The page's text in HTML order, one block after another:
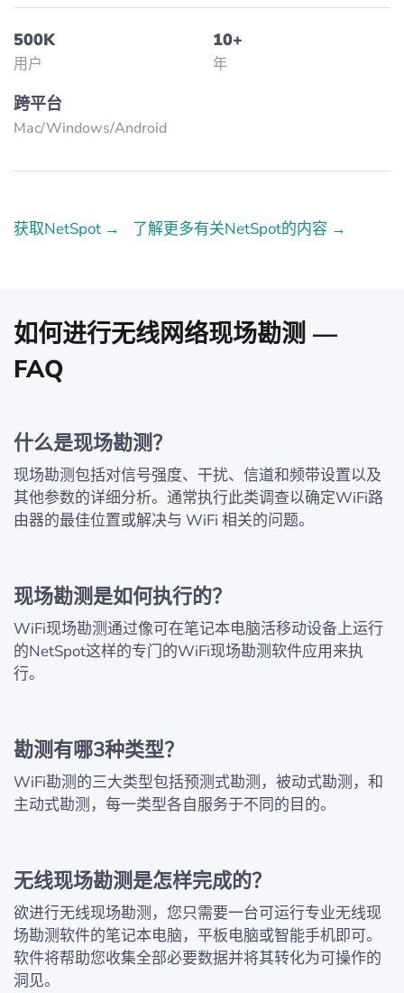
500K
用户
10+
年
跨平台
Mac/Windows/Аndroid
获取NetSpot → 了解更多有关NetSpot的内容 →
如何进行无线网络现场勘测 —
FAQ
什么是现场勘测？
现场勘测包括对信号强度、干扰、信道和频带设置以及
其他参数的详细分析。通常执行此类调查以确定WiFi路
由器的最佳位置或解决与 WiFi 相关的问题。
现场勘测是如何执行的？
WiFi现场勘测通过像可在笔记本电脑活移动设备上运行
的NetSpot这样的专门的WiFi现场勘测软件应用来执
行。
勘测有哪3种类型？
WiFi勘测的三大类型包括预测式勘测，被动式勘测，和
主动式勘测，每一类型各自服务于不同的目的。
无线现场勘测是怎样完成的？
欲进行无线现场勘测，您只需要一台可运行专业无线现
场勘测软件的笔记本电脑，平板电脑或智能手机即可。
软件将帮助您收集全部必要数据并将其转化为可操作的
洞见。